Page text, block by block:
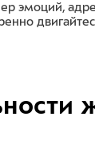
эмоций,